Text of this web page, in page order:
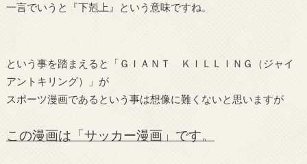
一言でいうと『下剋上』という意味ですね。
という事を踏まえると「ＧＩＡＮＴ ＫＩＬＬＩＮＧ（ジャイ
アントキリング）」が
スポーツ漫画であるという事は想像に難くないと思いますが
この漫画は「サッカー漫画」です。